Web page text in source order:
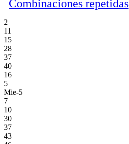
Combinaciones repetidas
2
11
15
28
37
40
16
5
Mie-5
7
10
30
37
43